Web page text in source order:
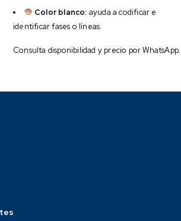
Color blanco: ayuda a codificar e
identificar fases o líneas.
Consulta disponibilidad y precio por WhatsApp.